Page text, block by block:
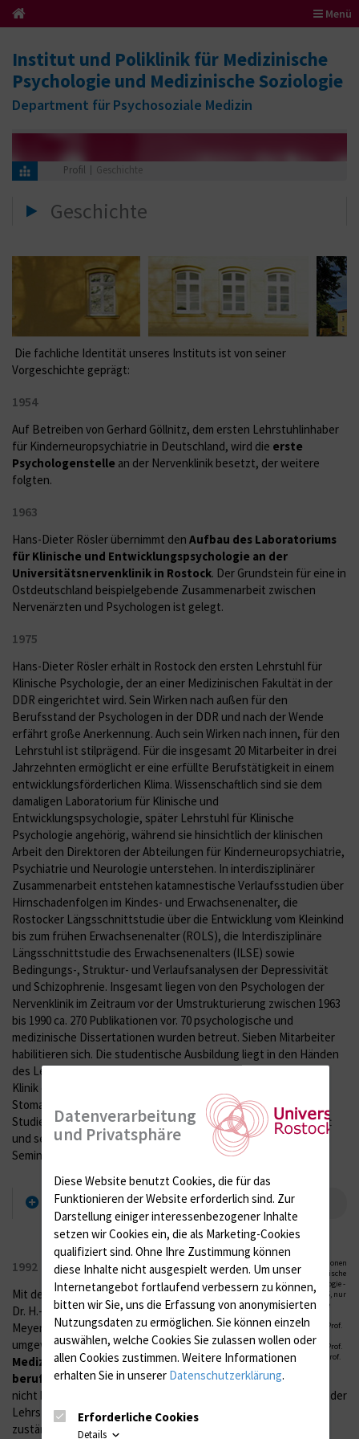
Menü
Institut und Poliklinik für Medizinische
Psychologie und Medizinische Soziologie
Department für Psychosoziale Medizin
Profil Geschichte
Geschichte
Die fachliche Identität unseres Instituts ist von seiner
Vorgeschichte geprägt:
1954
Auf Betreiben von Gerhard Göllnitz, dem ersten Lehrstuhlinhaber
für Kinderneuropsychiatrie in Deutschland, wird die erste
Psychologenstelle an der Nervenklinik besetzt, der weitere
folgten.
1963
Hans-Dieter Rösler übernimmt den Aufbau des Laboratoriums
für Klinische und Entwicklungspsychologie an der
Universitätsnervenklinik in Rostock. Der Grundstein für eine in
Ostdeutschland beispielgebende Zusammenarbeit zwischen
Nervenärzten und Psychologen ist gelegt.
1975
Hans-Dieter Rösler erhält in Rostock den ersten Lehrstuhl für
Klinische Psychologie, der an einer Medizinischen Fakultät in der
DDR eingerichtet wird. Sein Wirken nach außen für den
Berufsstand der Psychologen in der DDR und nach der Wende
erfährt große Anerkennung. Auch sein Wirken nach innen, für den
Lehrstuhl ist stilprägend. Für die insgesamt 20 Mitarbeiter in drei
Jahrzehnten ermöglicht er eine erfüllte Berufstätigkeit in einem
entwicklungsförderlichen Klima. Wissenschaftlich sind sie dem
damaligen Laboratorium für Klinische und
Entwicklungspsychologie, später Lehrstuhl für Klinische
Psychologie angehörig, während sie hinsichtlich der klinischen
Arbeit den Direktoren der Abteilungen für Kinderneuropsychiatrie,
Psychiatrie und Neurologie unterstehen. In interdisziplinärer
Zusammenarbeit entstehen katamnestische Verlaufsstudien über
Hirnschadenfolgen im Kindes- und Erwachsenenalter, die
Rostocker Längsschnittstudie über die Entwicklung vom Kleinkind
bis zum frühen Erwachsenenalter (ROLS), die Interdisziplinäre
Längsschnittstudie des Erwachsenenalters (ILSE) sowie
Bedingungs-, Struktur- und Verlaufsanalysen der Depressivität
und Schizophrenie. Insgesamt liegen von den Psychologen der
Nervenklinik im Zeitraum vor der Umstrukturierung zwischen 1963
bis 1990 ca. 270 Publikationen vor. 70 psychologische und
medizinische Dissertationen wurden betreut. Sieben Mitarbeiter
habilitieren sich. Die studentische Ausbildung liegt in den Händen
des Lehrstuhls und bezieht alle promovierten Psychologen der
Klinik ein. Das Lehrgebiet Psychologie für Mediziner (und
Stomatologen) wird in der DDR 1966 /1967 im vorklinischen
Studienabschnitt obligatorisch eingeführt, ab 1971 auch geprüft
und seit 1976 als Medizinische Psychologie mit Vorlesungen und
Seminaren im klinischen Studienabschnitt abgehalten.
weitere Verdienste Prof. H.D. Röslers
Drei Generationen Medizinische
Psychologie Universität Rostock
Rösler, Prof. Kropp)
Generationen
Medizinische
Psychologie -
wie 2005, nur
10 Jahre
(v.l.n.r., Prof.
Meyer-
Probst, Prof.
Rösler, Prof.
1992
Mit der Emeritierung von Prof.
Dr. H.-D. Rösler wird Prof. Dr. B.
Meyer-Probst auf den nun
umgewidmetenLehrstuhl für
Medizinische Psychologie
berufen.Als selbständige,
nicht bettenführende Abteilung der Nervenklinik ausgelegt, ist der
Lehrstuhl zunächst ausschließlich für Lehre und Forschung
zuständig
Datenverarbeitung
und Privatsphäre
Diese Website benutzt Cookies, die für das
Funktionieren der Website erforderlich sind. Zur
Darstellung einiger interessenbezogener Inhalte
setzen wir Cookies ein, die als Marketing-Cookies
qualifiziert sind. Ohne Ihre Zustimmung können
diese Inhalte nicht ausgespielt werden. Um unser
Internetangebot fortlaufend verbessern zu können,
bitten wir Sie, uns die Erfassung von anonymisierten
Nutzungsdaten zu ermöglichen. Sie können einzeln
auswählen, welche Cookies Sie zulassen wollen oder
allen Cookies zustimmen. Weitere Informationen
erhalten Sie in unserer Datenschutzerklärung.
Erforderliche Cookies
Details